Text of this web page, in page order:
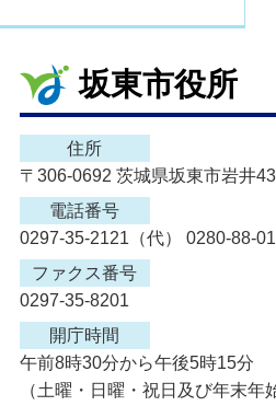
坂東市役所
住所
〒306-0692 茨城県坂東市岩井
電話番号
0297-35-2121（代） 0280-88-
ファクス番号
0297-35-8201
開庁時間
午前8時30分から午後5時15分
（土曜・日曜・祝日及び年末年